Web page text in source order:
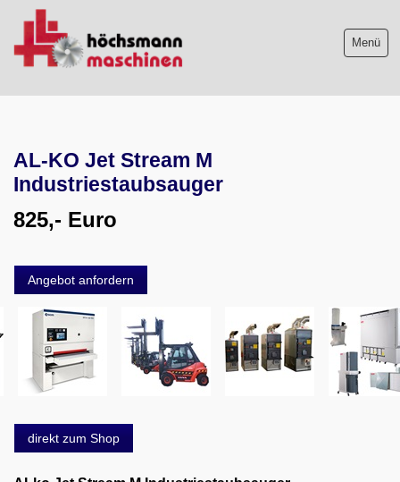
Menü
Maschinenankauf
Service
Wir über uns
06103-9744-0
English
AL-KO Jet Stream M
Industriestaubsauger
825,- Euro
Angebot anfordern
direkt zum Shop